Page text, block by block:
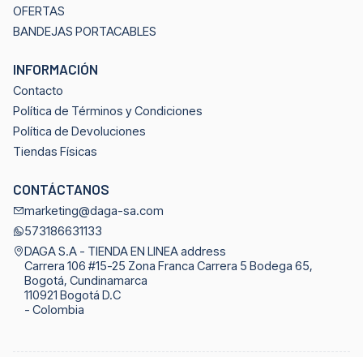
OFERTAS
BANDEJAS PORTACABLES
INFORMACIÓN
Contacto
Política de Términos y Condiciones
Política de Devoluciones
Tiendas Físicas
CONTÁCTANOS
marketing@daga-sa.com
573186631133
DAGA S.A - TIENDA EN LINEA address
Carrera 106 #15-25 Zona Franca Carrera 5 Bodega 65,
Bogotá, Cundinamarca
110921 Bogotá D.C
- Colombia